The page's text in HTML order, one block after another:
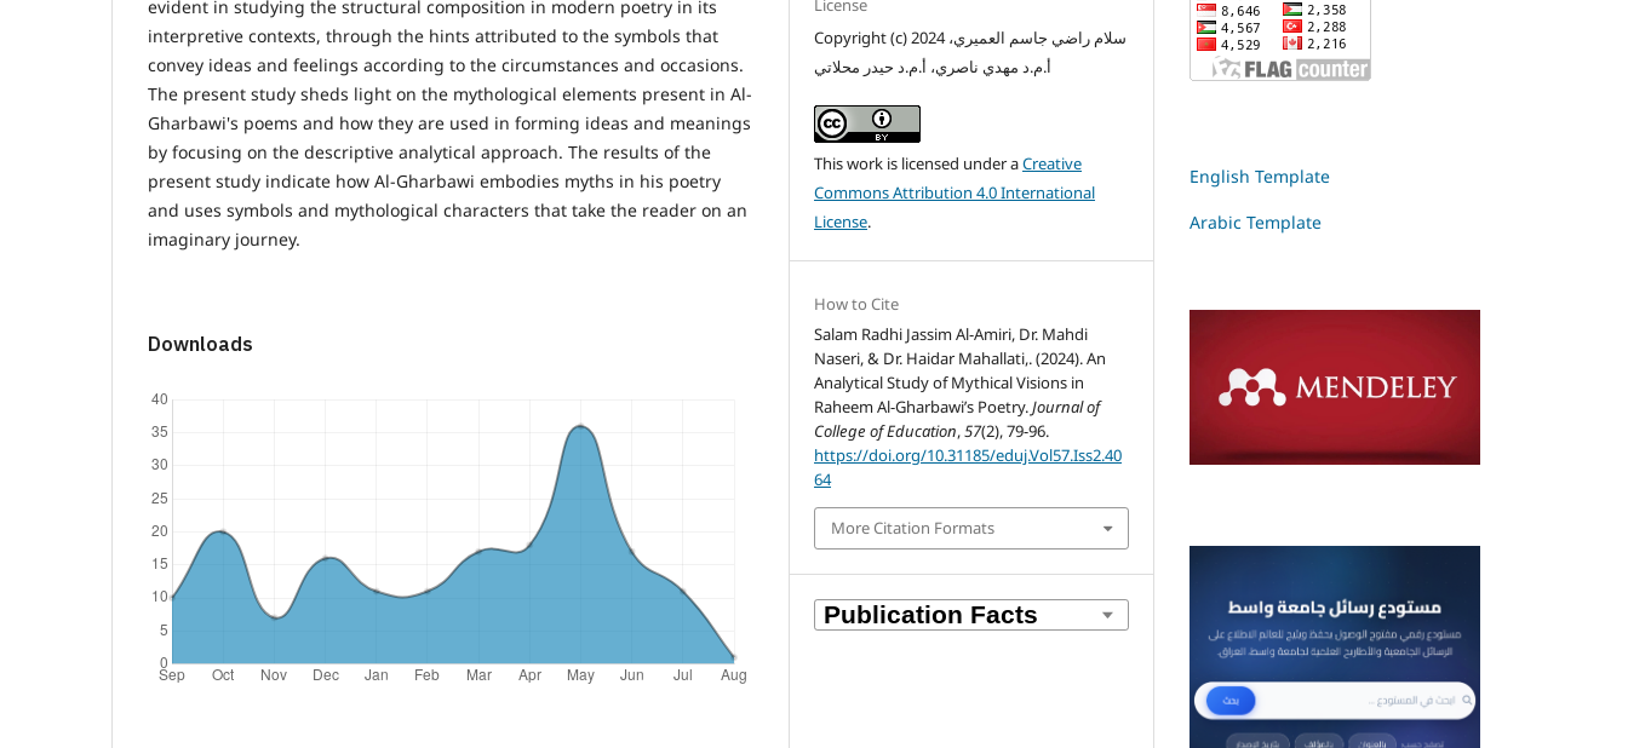
evident in studying the structural composition in modern poetry in its
interpretive contexts, through the hints attributed to the symbols that
convey ideas and feelings according to the circumstances and occasions.
The present study sheds light on the mythological elements present in Al-
Gharbawi's poems and how they are used in forming ideas and meanings
by focusing on the descriptive analytical approach. The results of the
present study indicate how Al-Gharbawi embodies myths in his poetry
and uses symbols and mythological characters that take the reader on an
imaginary journey.
Downloads
License
Copyright (c) 2024 سلام راضي جاسم العميري،
أ.م.د مهدي ناصري، أ.م.د حيدر محلاتي
This work is licensed under aCreative
Commons Attribution 4.0 International
License.
How to Cite
Salam Radhi Jassim Al-Amiri, Dr. Mahdi
Naseri, & Dr. Haidar Mahallati,. (2024). An
Analytical Study of Mythical Visions in
Raheem Al-Gharbawi’s Poetry.Journal of
College of Education,57(2), 79-96.
https://doi.org/10.31185/eduj.Vol57.Iss2.40
64
More Citation Formats
English Template
Arabic Template